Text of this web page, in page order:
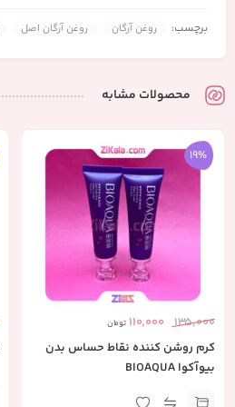
Ο مراقبت مو در زمان شنا
Ο مراقبت از مو در برابر خورشید
برچسب: روغن آرگان روغن آرگان اصل
محصولات مشابه
19%
135,000
110,000 تومان
کرم روشن کننده نقاط حساس بدن
بیوآکوا BIOAQUA